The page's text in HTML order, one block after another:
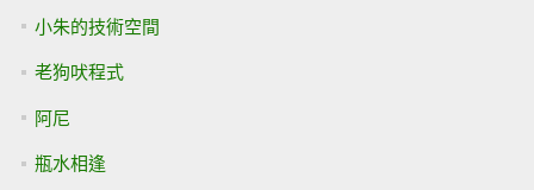
小朱的技術空間
老狗吠程式
阿尼
瓶水相逢